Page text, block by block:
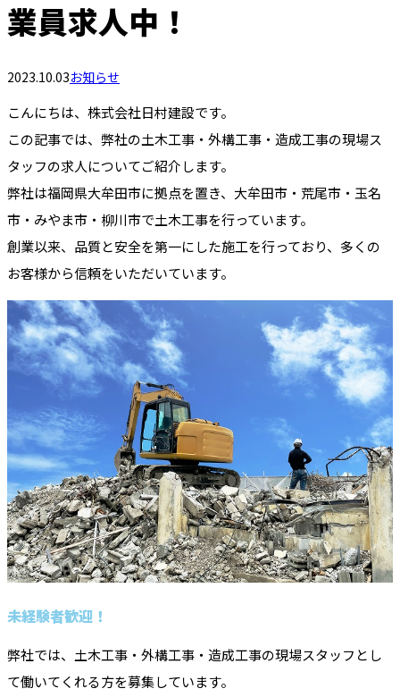
業員求人中！
2023.10.03お知らせ
こんにちは、株式会社日村建設です。
この記事では、弊社の土木工事・外構工事・造成工事の現場ス
タッフの求人についてご紹介します。
弊社は福岡県大牟田市に拠点を置き、大牟田市・荒尾市・玉名
市・みやま市・柳川市で土木工事を行っています。
創業以来、品質と安全を第一にした施工を行っており、多くの
お客様から信頼をいただいています。
未経験者歓迎！
弊社では、土木工事・外構工事・造成工事の現場スタッフとし
て働いてくれる方を募集しています。